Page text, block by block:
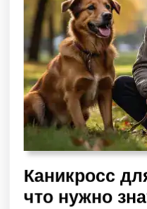
Каникросс
что нужно